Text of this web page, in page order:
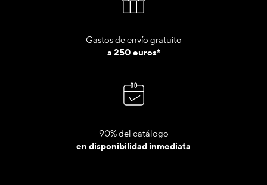
Gastos de envío gratuito
a 250 euros*
90% del catálogo
en disponibilidad inmediata